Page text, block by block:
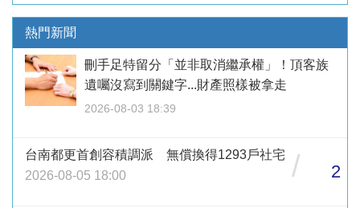
熱門新聞
刪手足特留分「並非取消繼承權」！頂客族
遺囑沒寫到關鍵字...財產照樣被拿走
2026-08-03 18:39
台南都更首創容積調派 無償換得1293戶社宅
2026-08-05 18:00
/ 2